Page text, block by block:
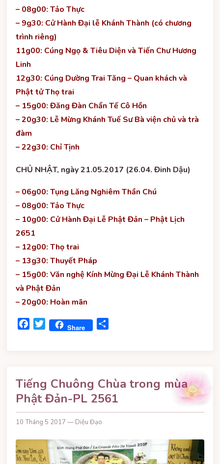
– 08g00: Tảo Thực
– 9g30: Cử Hành Đại lễ Khánh Thành (có chương
trình riêng)
11g00: Cúng Ngọ & Tiêu Diện và Tiến Chư Hương
Linh
12g30: Cúng Dường Trai Tăng – Quan khách và
Phật tử Thọ trai
– 15g00: Đăng Đàn Chẩn Tế Cô Hồn
– 20g30: Lễ Mừng Khánh Tuế Sư Bà viện chủ và trà
đàm
– 22g30: Chỉ Tịnh
CHỦ NHẬT, ngày 21.05.2017 (26.04. Đinh Dậu)
– 06g00: Tụng Lăng Nghiêm Thần Chú
– 08g00: Tảo Thực
– 10g00: Cử Hành Đại Lễ Phật Đản – Phật Lịch
2651
– 12g00: Thọ trai
– 13g30: Thuyết Pháp
– 15g00: Văn nghệ Kính Mừng Đại Lễ Khánh Thành
và Phật Đản
– 20g00: Hoàn mãn
Facebook
TwitterShare
Tiếng Chuông Chùa trong mùa
Phật Đản-PL 2561
10 Tháng 5 2017 — Diệu Đạo